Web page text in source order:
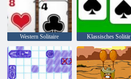
Western Solitaire Klassisches Solitär